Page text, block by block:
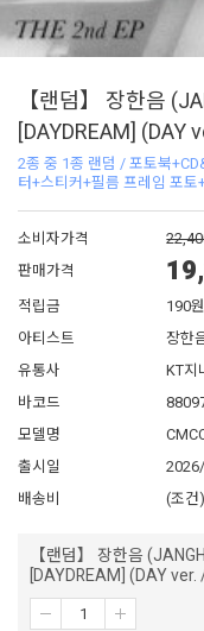
【랜덤】 장한음
[DAYDREAM] (DAY
2종 중 1종 랜덤 / 포토북
터+스티커+필름 프레임 포토
소비자가격
판매가격
적립금
190원
아티스트
장한
유통사
KT지
바코드
모델명
출시일
배송비
(조건)
【랜덤】 장한음
[DAYDREAM] (DAY